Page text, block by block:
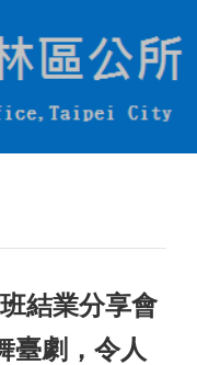
結業分享會
臺劇，令人